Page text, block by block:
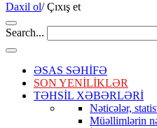
Daxil ol/Çıxış et
Search...
ƏSAS SƏHİFƏ
SON YENİLİKLƏR
TƏHSİL XƏBƏRLƏRİ
Nəticələr,
Müəllimlərin